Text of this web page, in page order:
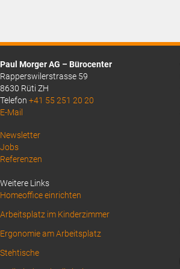
Paul Morger AG – Bürocenter
Rapperswilerstrasse 59
8630 Rüti ZH
Telefon +41 55 251 20 20
E-Mail
Above
Footer
Newsletter
Jobs
Referenzen
Weitere Links
Homeoffice einrichten
Arbeitsplatz im Kinderzimmer
Ergonomie am Arbeitsplatz
Stehtische